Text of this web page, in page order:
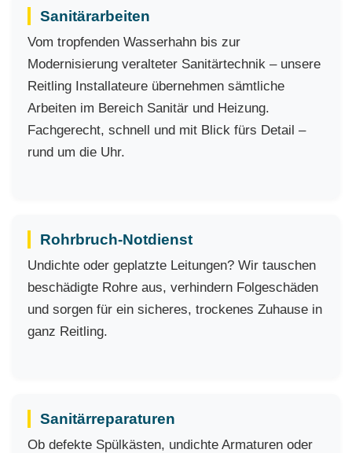
Sanitärarbeiten
Vom tropfenden Wasserhahn bis zur
Modernisierung veralteter Sanitärtechnik – unsere
Reitling Installateure übernehmen sämtliche
Arbeiten im Bereich Sanitär und Heizung.
Fachgerecht, schnell und mit Blick fürs Detail –
rund um die Uhr.
Rohrbruch-Notdienst
Undichte oder geplatzte Leitungen? Wir tauschen
beschädigte Rohre aus, verhindern Folgeschäden
und sorgen für ein sicheres, trockenes Zuhause in
ganz Reitling.
Sanitärreparaturen
Ob defekte Spülkästen, undichte Armaturen oder